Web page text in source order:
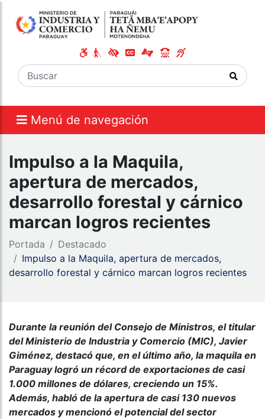
Menú de navegación
Impulso a la Maquila,
apertura de mercados,
desarrollo forestal y cárnico
marcan logros recientes
Portada
Destacado
Impulso a la Maquila, apertura de mercados,
desarrollo forestal y cárnico marcan logros recientes
Durante la reunión del Consejo de Ministros, el titular
del Ministerio de Industria y Comercio (MIC), Javier
Giménez, destacó que, en el último año, la maquila en
Paraguay logró un récord de exportaciones de casi
1.000 millones de dólares, creciendo un 15%.
Además, habló de la apertura de casi 130 nuevos
mercados y mencionó el potencial del sector